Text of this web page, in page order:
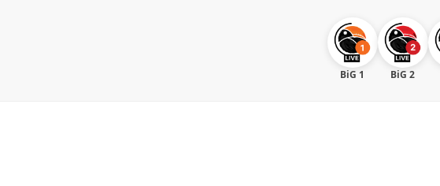
BiG 1 BiG 2